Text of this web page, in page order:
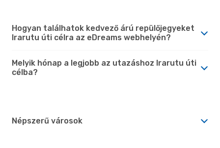
Hogyan találhatok kedvező árú repülőjegyeket
Irarutu úti célra az eDreams webhelyén?
Melyik hónap a legjobb az utazáshoz Irarutu úti
célba?
Népszerű városok